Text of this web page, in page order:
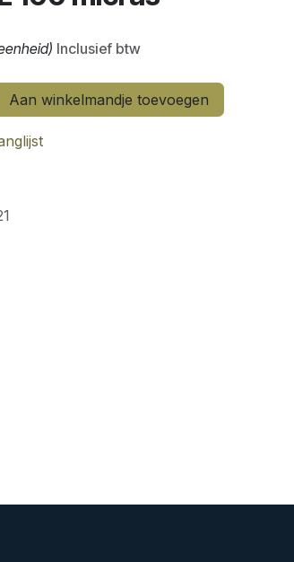
Inclusief btw
Aan winkelmandje toevoegen